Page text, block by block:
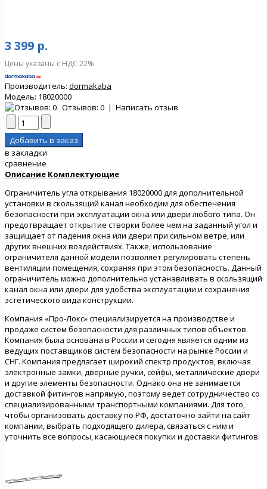
3 399 р.
Цены указаны с НДС 22%
Производитель: dormakaba
Модель: 18020000
Отзывов: 0 | Написать отзыв
в закладки
сравнение
Описание Комплектующие
Ограничитель угла открывания 18020000 для дополнительной
установки в скользящий канал необходим для обеспечения
безопасности при эксплуатации окна или двери любого типа. Он
предотвращает открытие створки более чем на заданный угол и
защищает от падения окна или двери при сильном ветре, или
других внешних воздействиях. Также, использование
ограничителя данной модели позволяет регулировать степень
вентиляции помещения, сохраняя при этом безопасность. Данный
ограничитель можно дополнительно устанавливать в скользящий
канал окна или двери для удобства эксплуатации и сохранения
эстетического вида конструкции.
Компания «Про-Локс» специализируется на производстве и
продаже систем безопасности для различных типов объектов.
Компания была основана в России и сегодня является одним из
ведущих поставщиков систем безопасности на рынке России и
СНГ. Компания предлагает широкий спектр продуктов, включая
электронные замки, дверные ручки, сейфы, металлические двери
и другие элементы безопасности. Однако она не занимается
доставкой фитингов напрямую, поэтому ведет сотрудничество со
специализированными транспортными компаниями. Для того,
чтобы организовать доставку по РФ, достаточно зайти на сайт
компании, выбрать подходящего дилера, связаться с ним и
уточнить все вопросы, касающиеся покупки и доставки фитингов.